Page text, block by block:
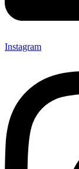
Instagram